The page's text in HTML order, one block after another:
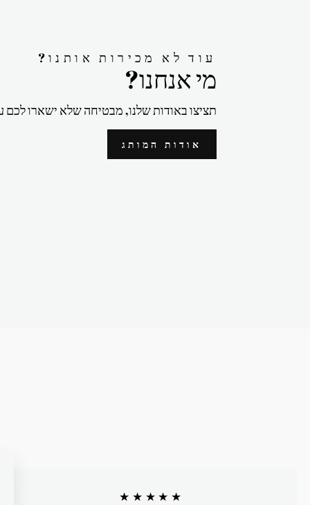
?עוד לא מכירות אותנו
?מי אנחנו
תציצו באודות שלנו, מבטיחה שלא ישארו לכם
אודות המותג
★★★★★